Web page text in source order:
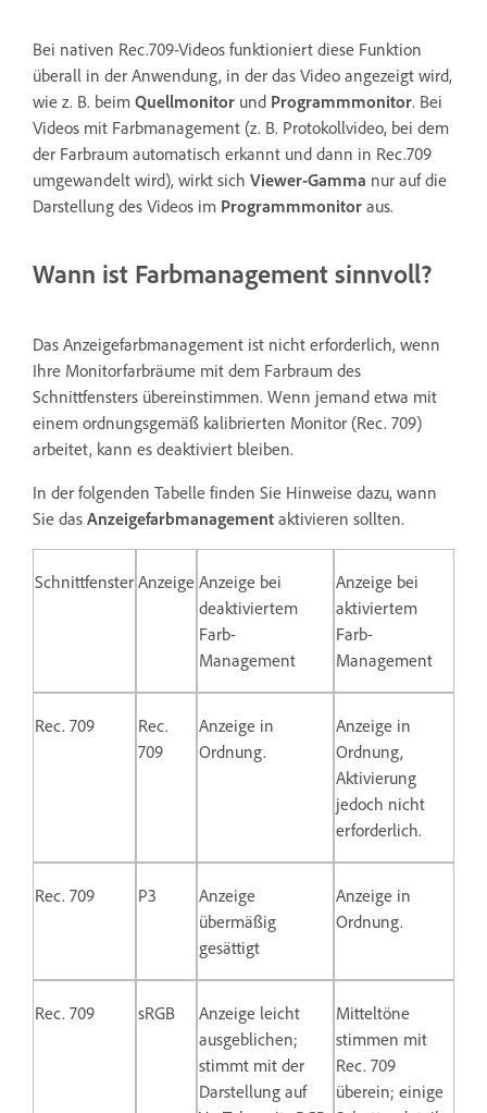
Bei nativen Rec.709-Videos funktioniert diese Funktion
überall in der Anwendung, in der das Video angezeigt wird,
wie z. B. beim Quellmonitor und Programmmonitor. Bei
Videos mit Farbmanagement (z. B. Protokollvideo, bei dem
der Farbraum automatisch erkannt und dann in Rec.709
umgewandelt wird), wirkt sich Viewer-Gamma nur auf die
Darstellung des Videos im Programmmonitor aus.
Wann ist Farbmanagement sinnvoll?
Das Anzeigefarbmanagement ist nicht erforderlich, wenn
Ihre Monitorfarbräume mit dem Farbraum des
Schnittfensters übereinstimmen. Wenn jemand etwa mit
einem ordnungsgemäß kalibrierten Monitor (Rec. 709)
arbeitet, kann es deaktiviert bleiben.
In der folgenden Tabelle finden Sie Hinweise dazu, wann
Sie das Anzeigefarbmanagement aktivieren sollten.
Schnittfenster Anzeige Anzeige bei
deaktiviertem
Farb-
Management
Anzeige bei
aktiviertem
Farb-
Management
Rec. 709
Rec.
709
Anzeige in
Ordnung.
Anzeige in
Ordnung,
Aktivierung
jedoch nicht
erforderlich.
Rec. 709 P3
Anzeige
übermäßig
gesättigt
Anzeige in
Ordnung.
Rec. 709 sRGB
Anzeige leicht
ausgeblichen;
stimmt mit der
Darstellung auf
Mitteltöne
stimmen mit
Rec. 709
überein; einige